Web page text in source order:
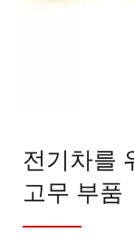
전기차를
고무 부품